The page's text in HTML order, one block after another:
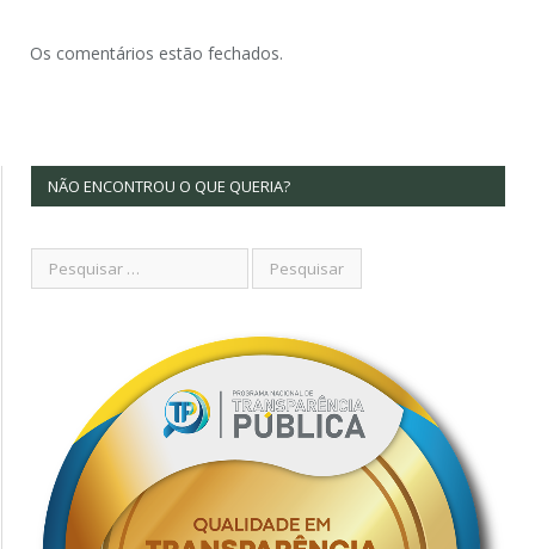
Os comentários estão fechados.
NÃO ENCONTROU O QUE QUERIA?